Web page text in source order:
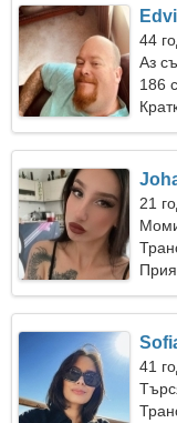
44
Аз
186
21
41